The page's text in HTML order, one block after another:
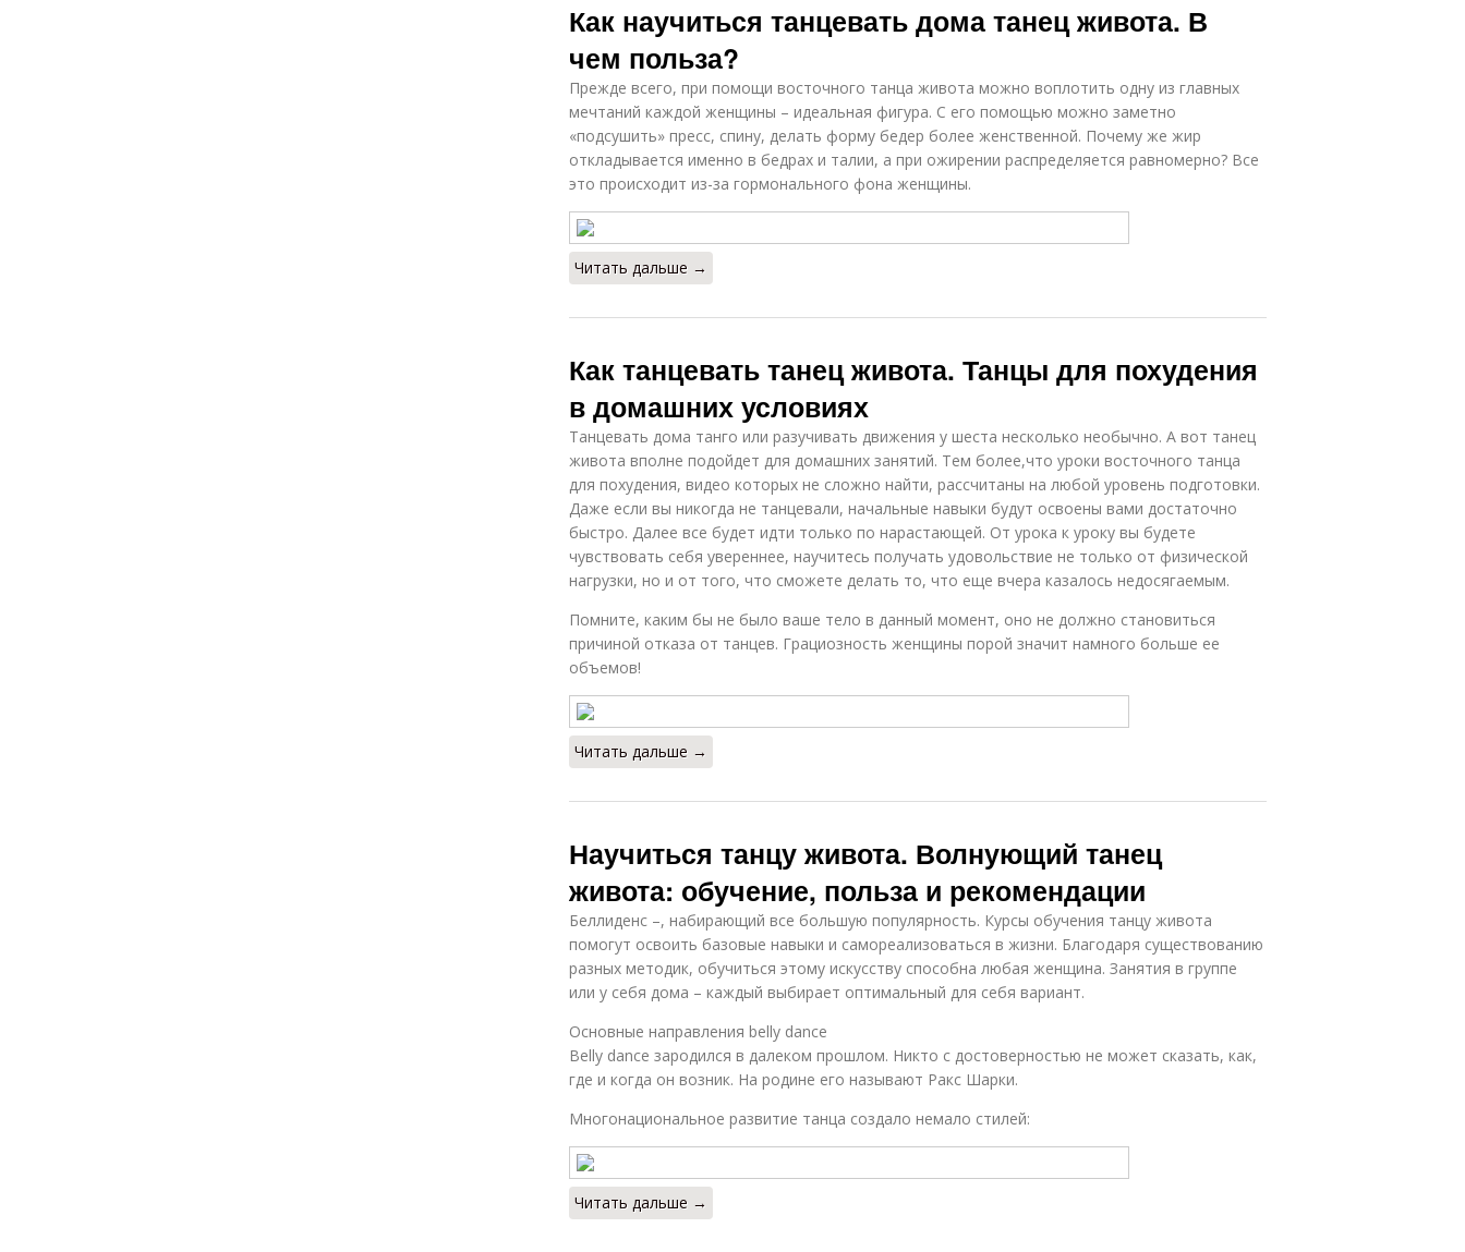
Как научиться танцевать дома танец живота. В
чем польза?
Прежде всего, при помощи восточного танца живота можно воплотить одну из главных
мечтаний каждой женщины – идеальная фигура. С его помощью можно заметно
«подсушить» пресс, спину, делать форму бедер более женственной. Почему же жир
откладывается именно в бедрах и талии, а при ожирении распределяется равномерно? Все
это происходит из-за гормонального фона женщины.
Читать дальше →
Как танцевать танец живота. Танцы для похудения
в домашних условиях
Танцевать дома танго или разучивать движения у шеста несколько необычно. А вот танец
живота вполне подойдет для домашних занятий. Тем более,что уроки восточного танца
для похудения, видео которых не сложно найти, рассчитаны на любой уровень подготовки.
Даже если вы никогда не танцевали, начальные навыки будут освоены вами достаточно
быстро. Далее все будет идти только по нарастающей. От урока к уроку вы будете
чувствовать себя увереннее, научитесь получать удовольствие не только от физической
нагрузки, но и от того, что сможете делать то, что еще вчера казалось недосягаемым.
Помните, каким бы не было ваше тело в данный момент, оно не должно становиться
причиной отказа от танцев. Грациозность женщины порой значит намного больше ее
объемов!
Читать дальше →
Научиться танцу живота. Волнующий танец
живота: обучение, польза и рекомендации
Беллиденс –, набирающий все большую популярность. Курсы обучения танцу живота
помогут освоить базовые навыки и самореализоваться в жизни. Благодаря существованию
разных методик, обучиться этому искусству способна любая женщина. Занятия в группе
или у себя дома – каждый выбирает оптимальный для себя вариант.
Основные направления belly dance
Belly dance зародился в далеком прошлом. Никто с достоверностью не может сказать, как,
где и когда он возник. На родине его называют Ракс Шарки.
Многонациональное развитие танца создало немало стилей:
Читать дальше →